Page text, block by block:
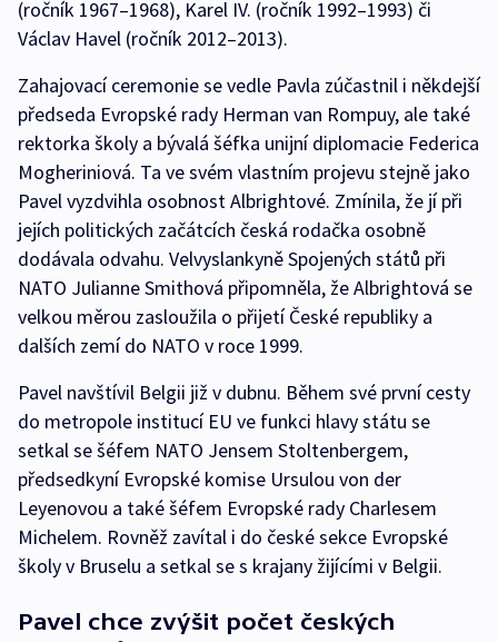
(ročník 1967–1968), Karel IV. (ročník 1992–1993) či
Václav Havel (ročník 2012–2013).
Zahajovací ceremonie se vedle Pavla zúčastnil i někdejší
předseda Evropské rady Herman van Rompuy, ale také
rektorka školy a bývalá šéfka unijní diplomacie Federica
Mogheriniová. Ta ve svém vlastním projevu stejně jako
Pavel vyzdvihla osobnost Albrightové. Zmínila, že jí při
jejích politických začátcích česká rodačka osobně
dodávala odvahu. Velvyslankyně Spojených států při
NATO Julianne Smithová připomněla, že Albrightová se
velkou měrou zasloužila o přijetí České republiky a
dalších zemí do NATO v roce 1999.
Pavel navštívil Belgii již v dubnu. Během své první cesty
do metropole institucí EU ve funkci hlavy státu se
setkal se šéfem NATO Jensem Stoltenbergem,
předsedkyní Evropské komise Ursulou von der
Leyenovou a také šéfem Evropské rady Charlesem
Michelem. Rovněž zavítal i do české sekce Evropské
školy v Bruselu a setkal se s krajany žijícími v Belgii.
Pavel chce zvýšit počet českých